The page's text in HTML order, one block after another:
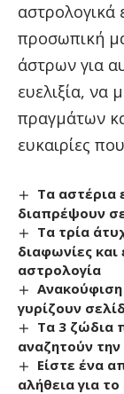
αστρολογικά
προσωπική
άστρων για
ευελιξία, να
πραγμάτων
ευκαιρίες
Τα αστέρια
διαπρέψουν
Τα τρία
διαφωνίες
αστρολογία
γυρίζουν
Τα 3 ζώδια
αναζητούν
Είστε ένα
αλήθεια για